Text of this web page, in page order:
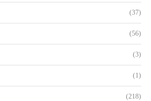
(37)
(56)
(3)
(1)
(218)